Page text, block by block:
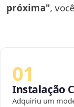
próxima",
01
Instalação
Adquiriu um